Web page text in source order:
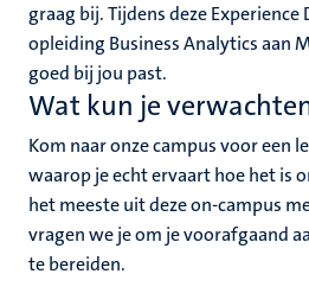
graag bij. Tijdens deze
opleiding Business Analytics aan
goed bij jou past.
Wat kun je
Kom naar onze campus voor een
waarop je echt ervaart hoe het is
het meeste uit deze on-campus
vragen we je om je voorafgaand
te bereiden.